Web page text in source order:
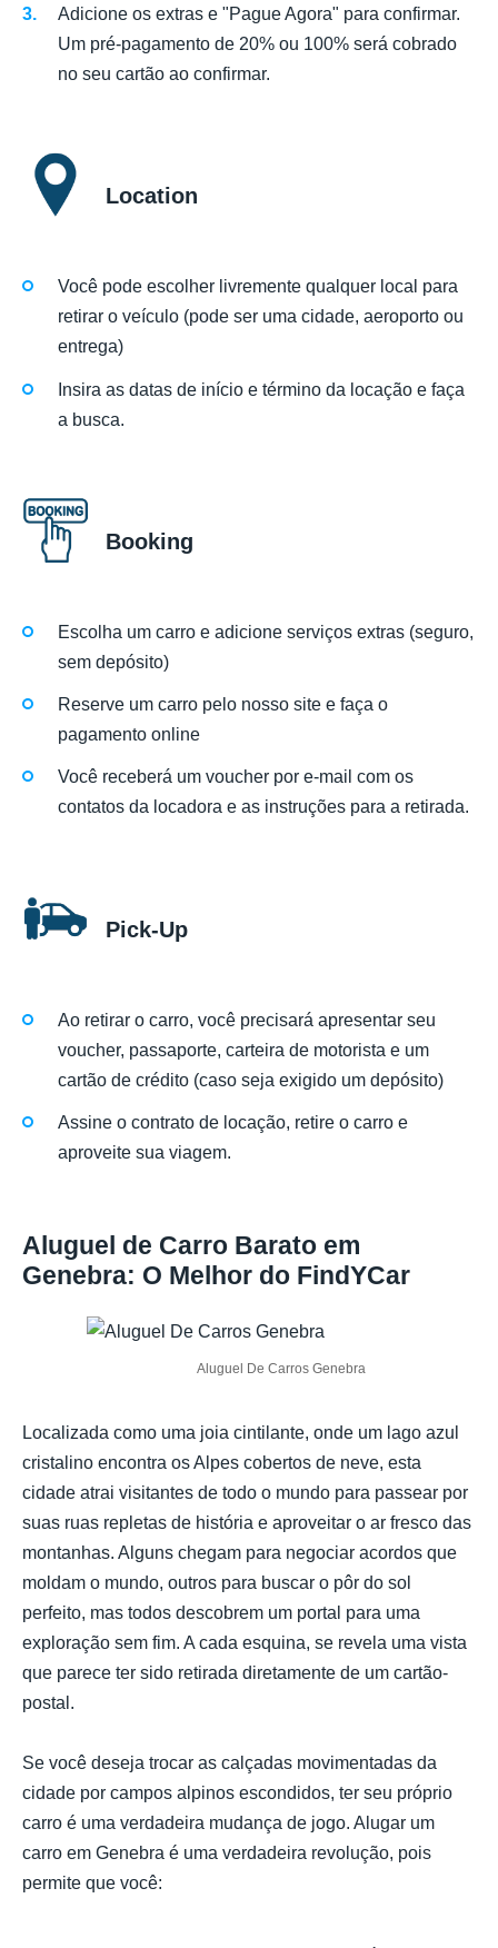
Adicione os extras e "Pague Agora" para confirmar.
Um pré-pagamento de 20% ou 100% será cobrado
no seu cartão ao confirmar.
Location
Você pode escolher livremente qualquer local para
retirar o veículo (pode ser uma cidade, aeroporto ou
entrega)
Insira as datas de início e término da locação e faça
a busca.
Booking
Escolha um carro e adicione serviços extras (seguro,
sem depósito)
Reserve um carro pelo nosso site e faça o
pagamento online
Você receberá um voucher por e-mail com os
contatos da locadora e as instruções para a retirada.
Pick-Up
Ao retirar o carro, você precisará apresentar seu
voucher, passaporte, carteira de motorista e um
cartão de crédito (caso seja exigido um depósito)
Assine o contrato de locação, retire o carro e
aproveite sua viagem.
Aluguel de Carro Barato em
Genebra: O Melhor do FindYCar
Aluguel De Carros Genebra
Localizada como uma joia cintilante, onde um lago azul
cristalino encontra os Alpes cobertos de neve, esta
cidade atrai visitantes de todo o mundo para passear por
suas ruas repletas de história e aproveitar o ar fresco das
montanhas. Alguns chegam para negociar acordos que
moldam o mundo, outros para buscar o pôr do sol
perfeito, mas todos descobrem um portal para uma
exploração sem fim. A cada esquina, se revela uma vista
que parece ter sido retirada diretamente de um cartão-
postal.
Se você deseja trocar as calçadas movimentadas da
cidade por campos alpinos escondidos, ter seu próprio
carro é uma verdadeira mudança de jogo. Alugar um
carro em Genebra é uma verdadeira revolução, pois
permite que você: